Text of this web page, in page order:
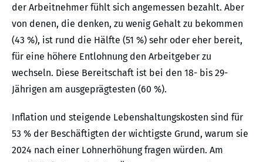
der Arbeitnehmer fühlt sich angemessen bezahlt. Aber
von denen, die denken, zu wenig Gehalt zu bekommen
(43 %), ist rund die Hälfte (51 %) sehr oder eher bereit,
für eine höhere Entlohnung den Arbeitgeber zu
wechseln. Diese Bereitschaft ist bei den 18- bis 29-
Jährigen am ausgeprägtesten (60 %).
Inflation und steigende Lebenshaltungskosten sind für
53 % der Beschäftigten der wichtigste Grund, warum sie
2024 nach einer Lohnerhöhung fragen würden. Am